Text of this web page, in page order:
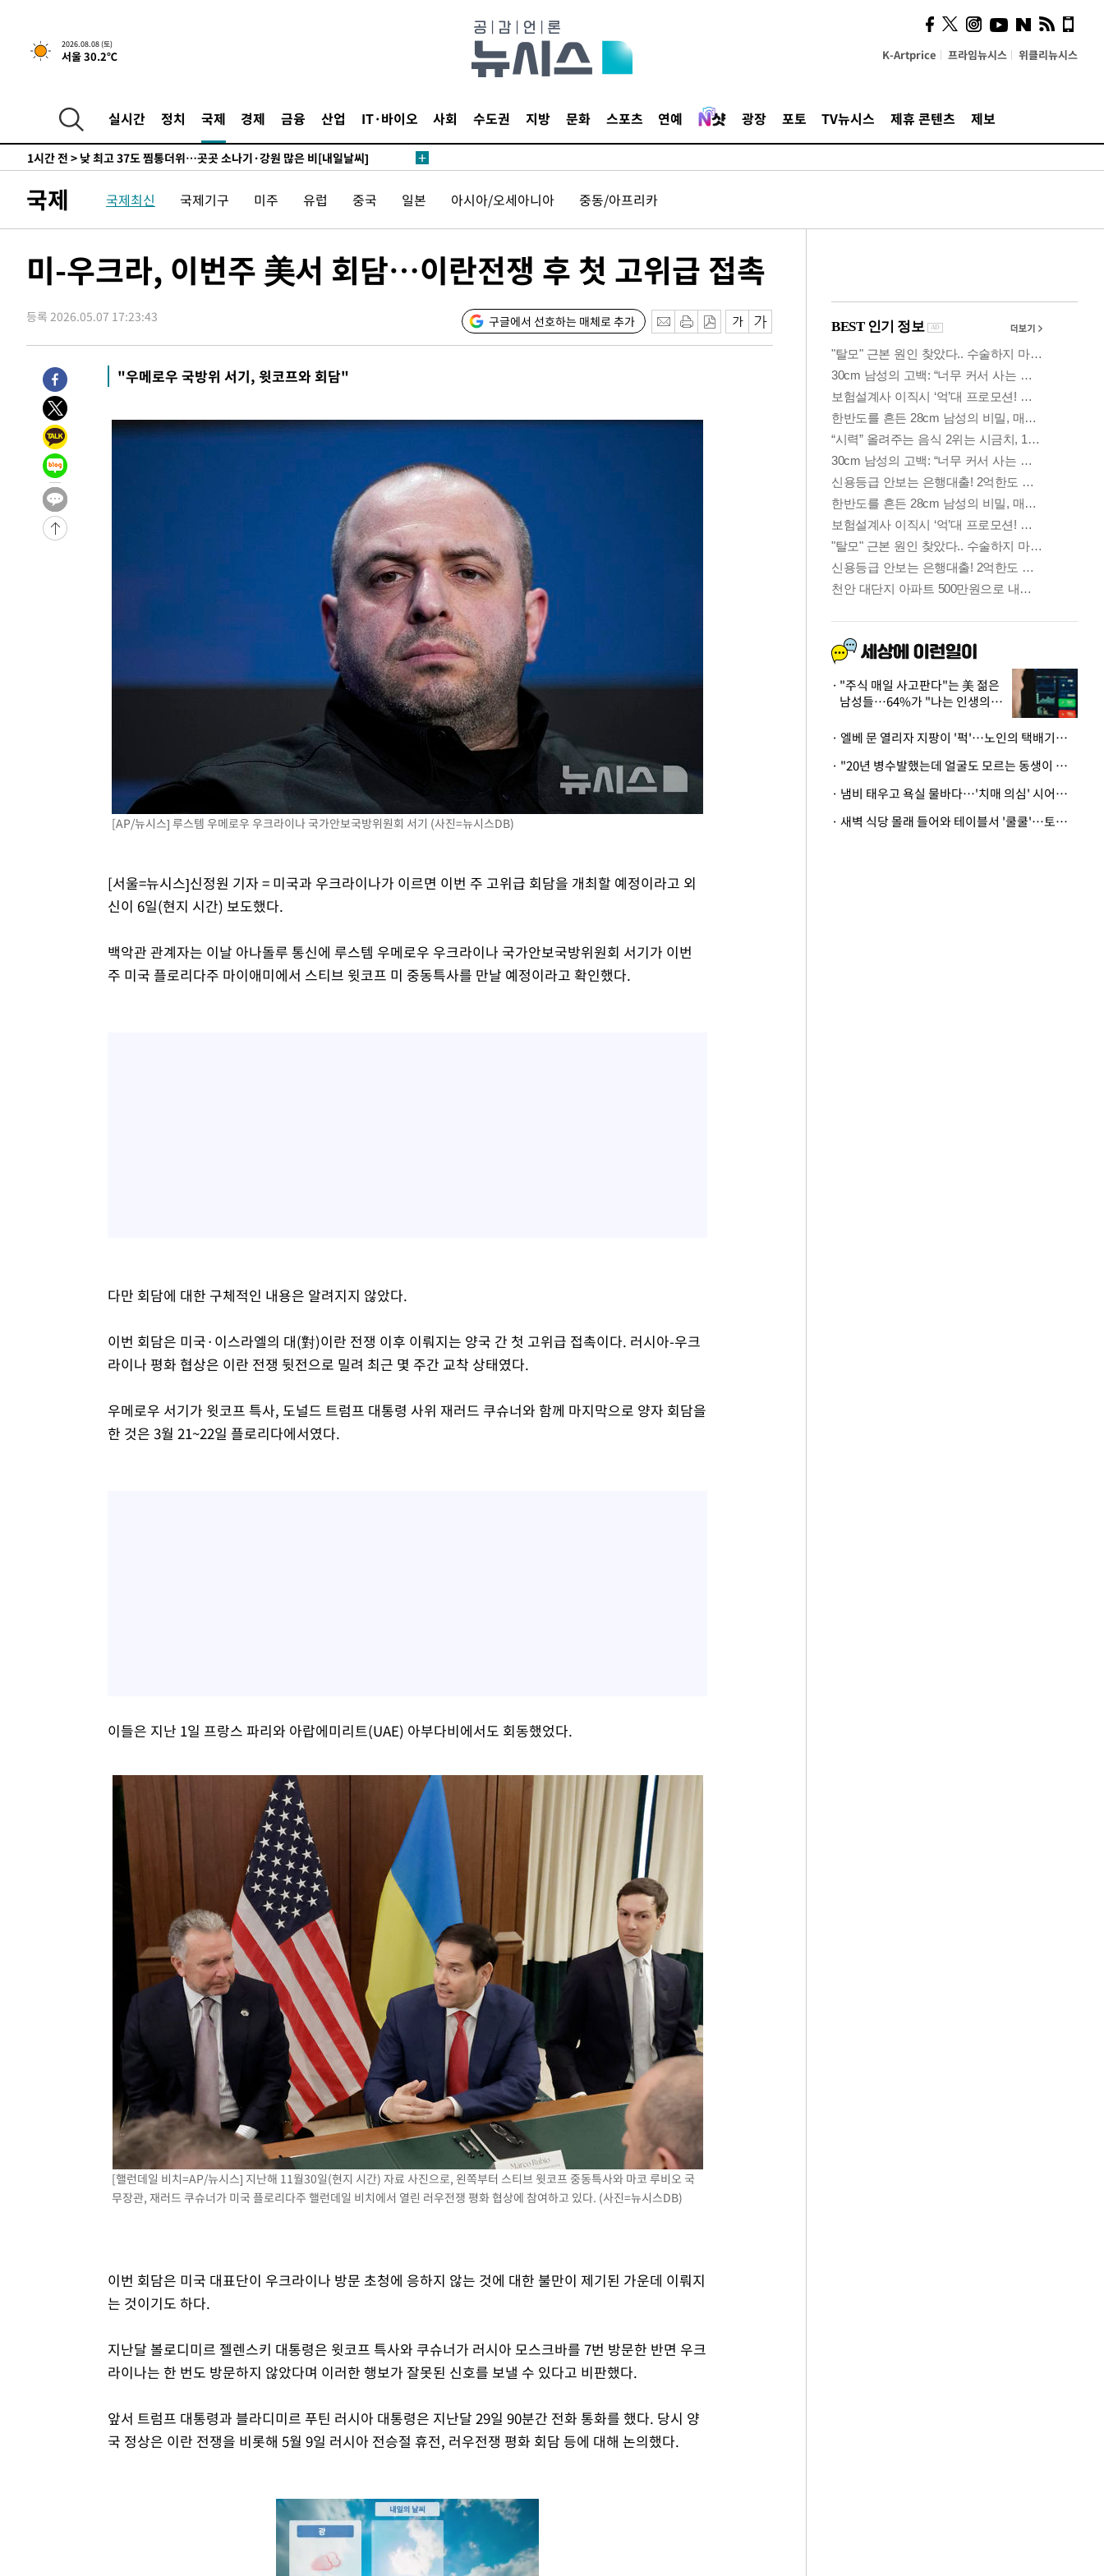
2026.08.08 (토)
서울 30.2℃ K-Artprice 프라임뉴시스 위클리뉴시스
실시간 정치 국제 경제 금융 산업 IT·바이오 사회 수도권 지방 문화 스포츠 연예 광장 포토 TV뉴시스 제휴 콘텐츠 제보
↓-7487초 전 >[속보]이 대통령 "부동산 공급 기존 사고방식 매달리지 말고 과감히
실천"
-6572초 전 >이란, "오만과 '중앙 단일 루트' 합의…북쪽 인바운드·남쪽 아웃바운
31분 전 >[속보]이 대통령, '호우피해' 안동·의성 관할 4개 면 특별재난지역 선포
[단독]중수청 지원 검사들, 정원 초과 시 낮은 계급 임용…희망지 못 갈 수
도
1시간 전 > 낮 최고 37도 찜통더위…곳곳 소나기·강원 많은 비[내일날씨]
2시간 전 >
여자배구 이재영·이다영 자매, 아제르바이잔 투란VC 입단
2시간 전 >외국인 심판 성 접대 7경기 들여다보니…한국 축구 '5승 2무'
2시간 전 >[속보]코스피, 6200선 약보합…0.60% 내린 6258.77에 마쳐
2시간 전 >[속보] 노원서 40.1도 관측…서울, 2018년 이후 첫 40도
3시간 전 >[속보]종합특검, '계엄 수용공간 확보' 신용해 前교정본부장 기소
3시간 전 >
외신들도 주목한 韓축구 파문…"국민적 공분에 수사 재개"
3시간 전 >
11시간 압수수색에 성접대 파문까지…'쑥대밭' 된 축구협회
4시간 전 >
후임
-15057초 전 >
이강인, 폭염 속 AT마드리드 첫 훈련…80명 식사 대접까지(종합)
-12196초 전 >
하향수정 (2보)
-11644초 전 >
[속보] 미 사업체, 일자리 7월에 2.3만 개 줄어…실업률은 4.1%로
-7507초 전 >
[속보]이 대통령 "부동산 공급 기존 사고방식 매달리지 말고 과감히
실천"
-6592초 전 >
이란, "오만과 '중앙 단일 루트' 합의…북쪽 인바운드·남쪽 아웃바운
드는 임시"
"낮 기온 소폭 하락"…수도권 폭염중대경보, 폭염경보로 하향
[속보]이 대통령, '호우피해' 안동·의성 관할 4개 면 특별재난지역 선포
[단독]중수청 지원 검사들, 정원 초과 시 낮은 계급 임용…희망지 못 갈 수
낮 최고 37도 찜통더위…곳곳 소나기·강원 많은 비[내일날씨]
SK하이닉스, 용인·청주 팹에 54조 투자…"AI 메모리 수요 선제 대응"
여자배구 이재영·이다영 자매, 아제르바이잔 투란VC 입단
외국인 심판 성 접대 7경기 들여다보니…한국 축구 '5승 2무'
[속보]코스닥, 2.86포인트(0.36%) 내린 798.81마감
[속보]코스피, 6200선 약보합…0.60% 내린 6258.77에 마쳐
[속보]원·달러 환율, 7.7원 내린 1416.1원 마감
[속보] 노원서 40.1도 관측…서울, 2018년 이후 첫 40도
[속보]종합특검, '계엄 수용공간 확보' 신용해 前교정본부장 기소
외신들도 주목한 韓축구 파문…"국민적 공분에 수사 재개"
국제 국제최신 국제기구 미주 유럽 중국 일본 아시아/오세아니아 중동/아프리카
미-우크라, 이번주 美서 회담…이란전쟁 후 첫 고위급 접촉
등록 2026.05.07 17:23:43 구글에서 선호하는 매체로 추가
"우메로우 국방위 서기, 윗코프와 회담"
[AP/뉴시스] 루스템 우메로우 우크라이나 국가안보국방위원회 서기 (사진=뉴시스DB)
[서울=뉴시스]신정원 기자 = 미국과 우크라이나가 이르면 이번 주 고위급 회담을 개최할 예정이라고 외
신이 6일(현지 시간) 보도했다.
백악관 관계자는 이날 아나돌루 통신에 루스템 우메로우 우크라이나 국가안보국방위원회 서기가 이번
주 미국 플로리다주 마이애미에서 스티브 윗코프 미 중동특사를 만날 예정이라고 확인했다.
다만 회담에 대한 구체적인 내용은 알려지지 않았다.
이번 회담은 미국·이스라엘의 대(對)이란 전쟁 이후 이뤄지는 양국 간 첫 고위급 접촉이다. 러시아-우크
라이나 평화 협상은 이란 전쟁 뒷전으로 밀려 최근 몇 주간 교착 상태였다.
우메로우 서기가 윗코프 특사, 도널드 트럼프 대통령 사위 재러드 쿠슈너와 함께 마지막으로 양자 회담을
한 것은 3월 21~22일 플로리다에서였다.
이들은 지난 1일 프랑스 파리와 아랍에미리트(UAE) 아부다비에서도 회동했었다.
[핼런데일 비치=AP/뉴시스] 지난해 11월30일(현지 시간) 자료 사진으로, 왼쪽부터 스티브 윗코프 중동특사와 마코 루비오 국
무장관, 재러드 쿠슈너가 미국 플로리다주 핼런데일 비치에서 열린 러우전쟁 평화 협상에 참여하고 있다. (사진=뉴시스DB)
이번 회담은 미국 대표단이 우크라이나 방문 초청에 응하지 않는 것에 대한 불만이 제기된 가운데 이뤄지
는 것이기도 하다.
지난달 볼로디미르 젤렌스키 대통령은 윗코프 특사와 쿠슈너가 러시아 모스크바를 7번 방문한 반면 우크
라이나는 한 번도 방문하지 않았다며 이러한 행보가 잘못된 신호를 보낼 수 있다고 비판했다.
앞서 트럼프 대통령과 블라디미르 푸틴 러시아 대통령은 지난달 29일 90분간 전화 통화를 했다. 당시 양
국 정상은 이란 전쟁을 비롯해 5월 9일 러시아 전승절 휴전, 러우전쟁 평화 회담 등에 대해 논의했다.
시, 스마트폰 액세서리에
NFC 더했다
"주식 매일 사고판다"는 美 젊은
남성들…64%가 "나는 인생의
· 엘베 문 열리자 지팡이 '퍽'…노인의 택배기사 폭행 이유
· "20년 병수발했는데 얼굴도 모르는 동생이 유산 절반을"…배다른 형제 상속권 있을까
· 냄비 태우고 욕실 물바다…'치매 의심' 시어머니 검사 권유했다가 '날벼락'
· 새벽 식당 몰래 들어와 테이블서 '쿨쿨'…토사물 남기고 사라진 남성